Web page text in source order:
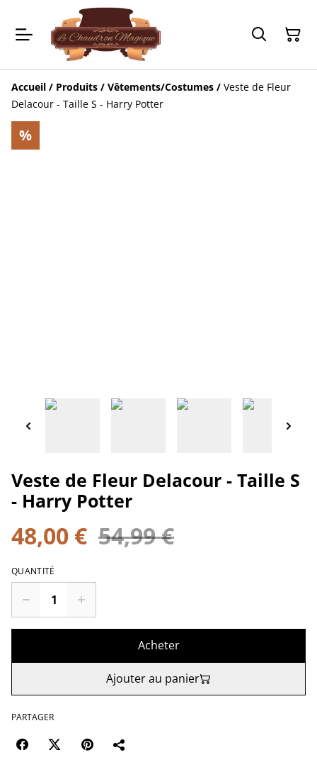
Accueil / Produits / Vêtements/Costumes / Veste de Fleur
Delacour - Taille S - Harry Potter
%
Veste de Fleur Delacour - Taille S
- Harry Potter
48,00 € 54,99 €
QUANTITÉ
Acheter
Ajouter au panier
PARTAGER